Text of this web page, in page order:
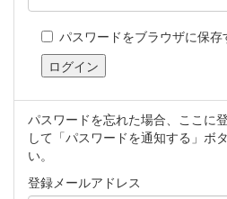
パスワードをブラウザに保存
パスワードを忘れた場合、ここに
して「パスワードを通知する」ボ
い。
登録メールアドレス